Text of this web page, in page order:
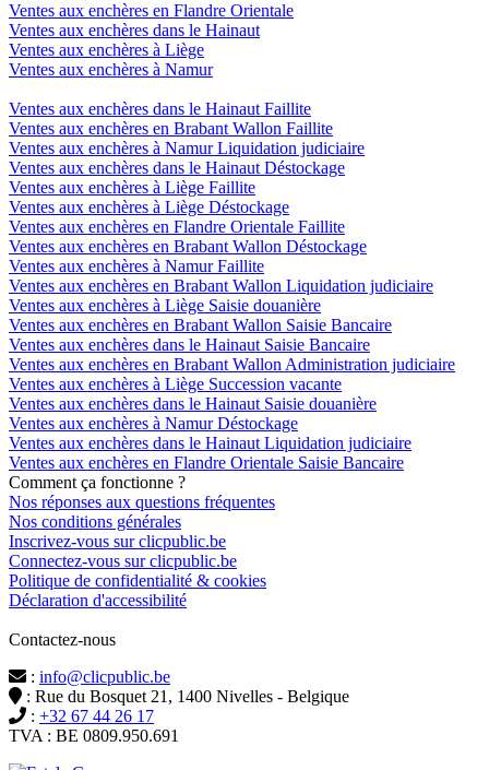
Ventes aux enchères en Flandre Orientale
Ventes aux enchères dans le Hainaut
Ventes aux enchères à Liège
Ventes aux enchères à Namur
Ventes aux enchères dans le Hainaut Faillite
Ventes aux enchères en Brabant Wallon Faillite
Ventes aux enchères à Namur Liquidation judiciaire
Ventes aux enchères dans le Hainaut Déstockage
Ventes aux enchères à Liège Faillite
Ventes aux enchères à Liège Déstockage
Ventes aux enchères en Flandre Orientale Faillite
Ventes aux enchères en Brabant Wallon Déstockage
Ventes aux enchères à Namur Faillite
Ventes aux enchères en Brabant Wallon Liquidation judiciaire
Ventes aux enchères à Liège Saisie douanière
Ventes aux enchères en Brabant Wallon Saisie Bancaire
Ventes aux enchères dans le Hainaut Saisie Bancaire
Ventes aux enchères en Brabant Wallon Administration judiciaire
Ventes aux enchères à Liège Succession vacante
Ventes aux enchères dans le Hainaut Saisie douanière
Ventes aux enchères à Namur Déstockage
Ventes aux enchères dans le Hainaut Liquidation judiciaire
Ventes aux enchères en Flandre Orientale Saisie Bancaire
Comment ça fonctionne ?
Nos réponses aux questions fréquentes
Nos conditions générales
Inscrivez-vous sur clicpublic.be
Connectez-vous sur clicpublic.be
Politique de confidentialité & cookies
Déclaration d'accessibilité
Contactez-nous
: info@clicpublic.be
: Rue du Bosquet 21, 1400 Nivelles - Belgique
: +32 67 44 26 17
TVA : BE 0809.950.691